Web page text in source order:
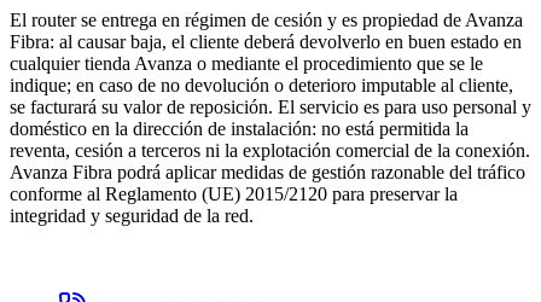
El router se entrega en régimen de cesión y es propiedad de Avanza
Fibra: al causar baja, el cliente deberá devolverlo en buen estado en
cualquier tienda Avanza o mediante el procedimiento que se le
indique; en caso de no devolución o deterioro imputable al cliente,
se facturará su valor de reposición. El servicio es para uso personal y
doméstico en la dirección de instalación: no está permitida la
reventa, cesión a terceros ni la explotación comercial de la conexión.
Avanza Fibra podrá aplicar medidas de gestión razonable del tráfico
conforme al Reglamento (UE) 2015/2120 para preservar la
integridad y seguridad de la red.